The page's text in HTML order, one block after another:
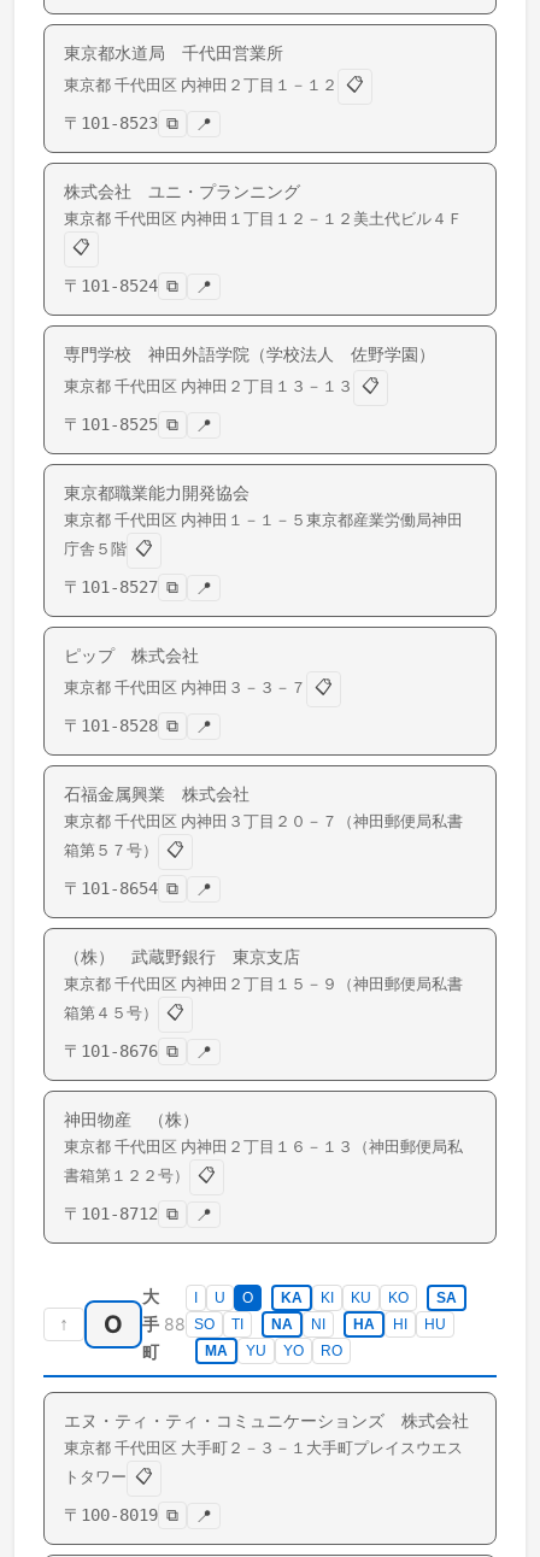
東京都水道局 千代田営業所
東京都 千代田区 内神田 ２丁目１－１２
📋
〒 101-8523 ⧉ 📍
株式会社 ユニ・プランニング
東京都 千代田区 内神田 １丁目１２－１２美土代ビル４Ｆ
📋
〒 101-8524 ⧉ 📍
専門学校 神田外語学院（学校法人 佐野学園）
東京都 千代田区 内神田 ２丁目１３－１３
📋
〒 101-8525 ⧉ 📍
東京都職業能力開発協会
東京都 千代田区 内神田 １－１－５東京都産業労働局神田
庁舎５階 📋
〒 101-8527 ⧉ 📍
ピップ 株式会社
東京都 千代田区 内神田 ３－３－７
📋
〒 101-8528 ⧉ 📍
石福金属興業 株式会社
東京都 千代田区 内神田 ３丁目２０－７（神田郵便局私書
箱第５７号）
📋
〒 101-8654 ⧉ 📍
（株） 武蔵野銀行 東京支店
東京都 千代田区 内神田 ２丁目１５－９（神田郵便局私書
箱第４５号）
📋
〒 101-8676 ⧉ 📍
神田物産 （株）
東京都 千代田区 内神田 ２丁目１６－１３（神田郵便局私
書箱第１２２号）
📋
〒 101-8712 ⧉ 📍
↑ O
大
手
町
88
I U O KA KI KU KO
SA
SO
TI NA NI HA HI
HU
MA
YU YO RO
エヌ・ティ・ティ・コミュニケーションズ 株式会社
東京都 千代田区 大手町 ２－３－１大手町プレイスウエス
トタワー 📋
〒 100-8019 ⧉ 📍